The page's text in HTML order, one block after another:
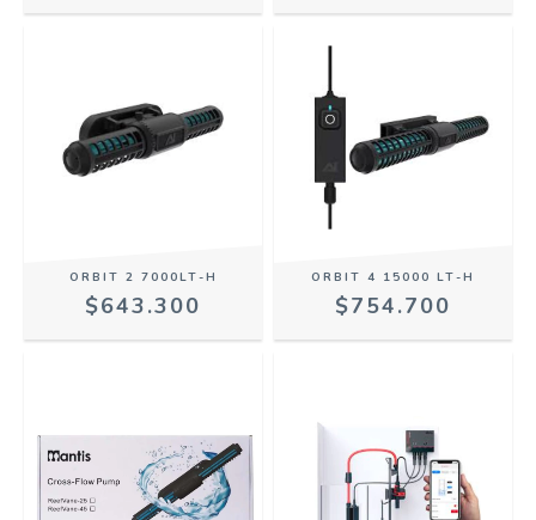
ORBIT 2 7000LT-H
$643.300
ORBIT 4 15000 LT-H
$754.700